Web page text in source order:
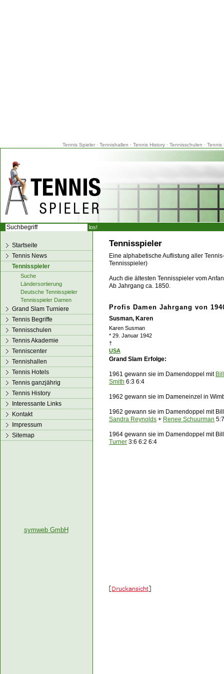
Tennis Spieler· Tennishallen · Tennis History· Tennisschulen · Tennis
Tennisspieler
Eine alphabetische Auflistung aller
Tennisspieler)
Auch die ältesten Tennisspieler vom
Ab Jahrgang ca. 1850.
Profis Damen Jahrgang von
Susman, Karen
Karen Susman
* 29. Januar 1942
†
USA
Grand Slam Erfolge:
1961 gewann sie im Damendoppel mit
Smith 6:3 6:4
1962 gewann sie im Dameneinzel in
1962 gewann sie im Damendoppel mit
Sandra Reynolds + Renee Schuurman
1964 gewann sie im Damendoppel mit
Turner 3:6 6:2 6:4
Startseite
Tennis News
Tennisspieler
Suche
Ländersortierung
Deutsche Tennisspieler
Tennisspieler Damen
Grand Slam Turniere
Tennis Begriffe
Tennisschulen
Tennis Akademie
Tenniscenter
Tennishallen
Tennis Hotels
Tennis ganzjährig
Tennis History
Interessante Links
Kontakt
Impressum
Sitemap
symweb GmbH
los!